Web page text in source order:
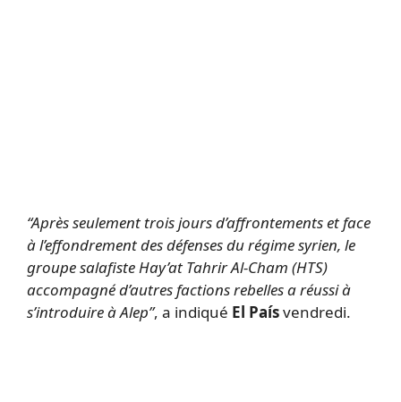
“Après seulement trois jours d’affrontements et face
à l’effondrement des défenses du régime syrien, le
groupe salafiste Hay’at Tahrir Al-Cham (HTS)
accompagné d’autres factions rebelles a réussi à
s’introduire à Alep”, a indiqué El Paísvendredi.